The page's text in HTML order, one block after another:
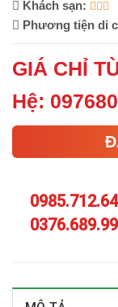
Khách sạn:
Phương tiện di
GIÁ CHỈ
Hệ: